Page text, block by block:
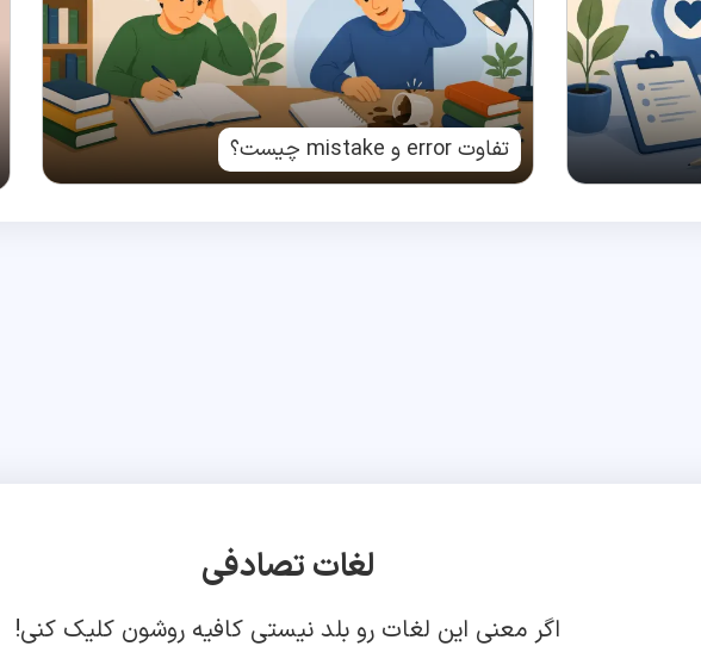
تفاوت error و mistake چیست؟
لغات تصادفی
اگر معنی این لغات رو بلد نیستی کافیه روشون کلیک کنی!